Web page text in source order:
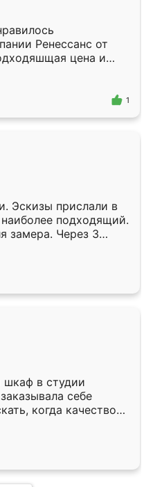
Ренессанс от
цена и
Приехавший
Владислав
самый
1
Эскизы прислали в
подходящий.
замера. Через 3
готова. Остались
Ренессанс
работу!
шкаф в студии
себе
когда качеством
кухня уже почти